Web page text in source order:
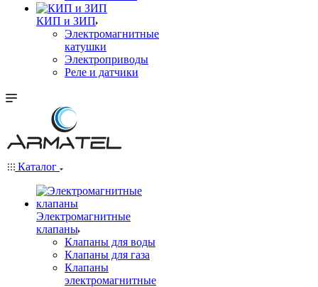
КИП и ЗИП
Электромагнитные
катушки
Электроприводы
Реле и датчики
Каталог
Электромагнитные
клапаны
Клапаны для воды
Клапаны для газа
Клапаны
электромагнитные